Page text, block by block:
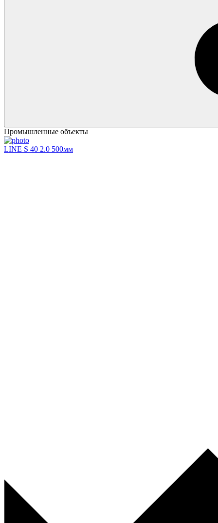
Промышленные объекты
LINE S 40 2.0 500мм